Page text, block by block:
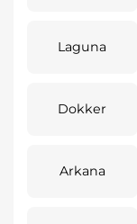
Laguna
Dokker
Arkana